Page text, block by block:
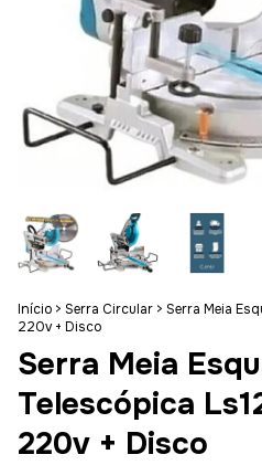
Início > Serra Circular > Serra Meia
220v + Disco
Serra Meia
Telescópica
220v + Disco